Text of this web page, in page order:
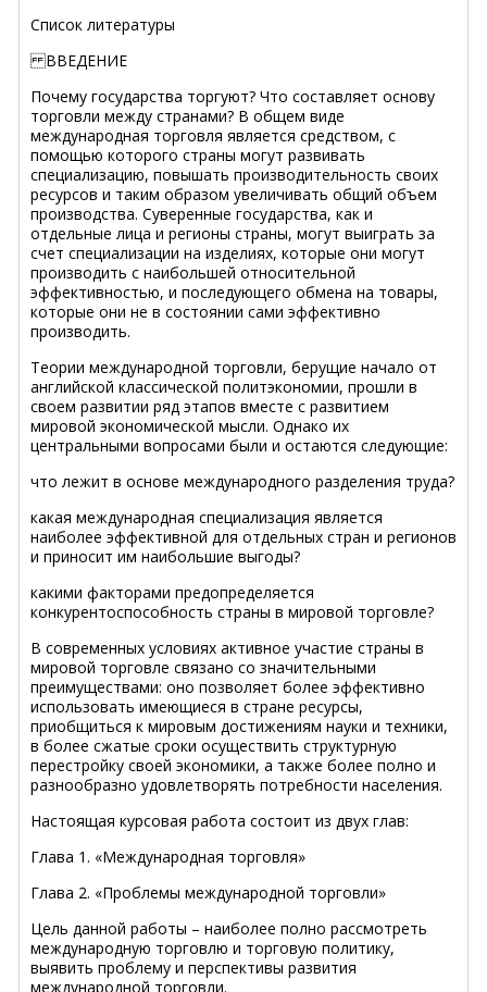
Список литературы
ВВЕДЕНИЕ
Почему государства торгуют? Что составляет основу
торговли между странами? В общем виде
международная торговля является средством, с
помощью которого страны могут развивать
специализацию, повышать производительность своих
ресурсов и таким образом увеличивать общий объем
производства. Суверенные государства, как и
отдельные лица и регионы страны, могут выиграть за
счет специализации на изделиях, которые они могут
производить с наибольшей относительной
эффективностью, и последующего обмена на товары,
которые они не в состоянии сами эффективно
производить.
Теории международной торговли, берущие начало от
английской классической политэкономии, прошли в
своем развитии ряд этапов вместе с развитием
мировой экономической мысли. Однако их
центральными вопросами были и остаются следующие:
что лежит в основе международного разделения труда?
какая международная специализация является
наиболее эффективной для отдельных стран и регионов
и приносит им наибольшие выгоды?
какими факторами предопределяется
конкурентоспособность страны в мировой торговле?
В современных условиях активное участие страны в
мировой торговле связано со значительными
преимуществами: оно позволяет более эффективно
использовать имеющиеся в стране ресурсы,
приобщиться к мировым достижениям науки и техники,
в более сжатые сроки осуществить структурную
перестройку своей экономики, а также более полно и
разнообразно удовлетворять потребности населения.
Настоящая курсовая работа состоит из двух глав:
Глава 1. «Международная торговля»
Глава 2. «Проблемы международной торговли»
Цель данной работы – наиболее полно рассмотреть
международную торговлю и торговую политику,
выявить проблему и перспективы развития
международной торговли.